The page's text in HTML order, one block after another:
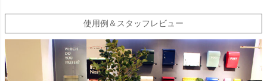
使用例＆スタッフレビュー